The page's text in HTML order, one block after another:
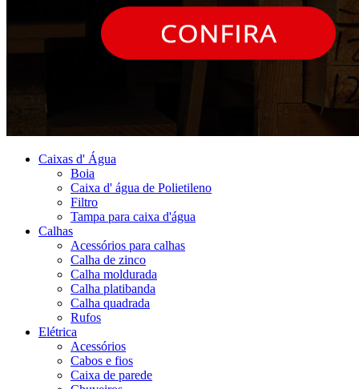
Caixas d' Água
Boia
Caixa d' água de Polietileno
Filtro
Tampa para caixa d'água
Calhas
Acessórios para calhas
Calha de zinco
Calha moldurada
Calha platibanda
Calha quadrada
Rufos
Elétrica
Acessórios
Cabos e fios
Caixa de parede